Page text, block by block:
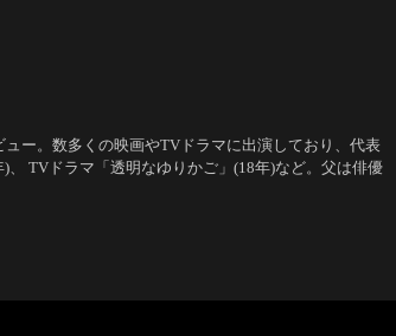
ー。数多くの映画やTVドラマに出演しており、代表
TVドラマ「透明なゆりかご」(18年)など。父は俳優